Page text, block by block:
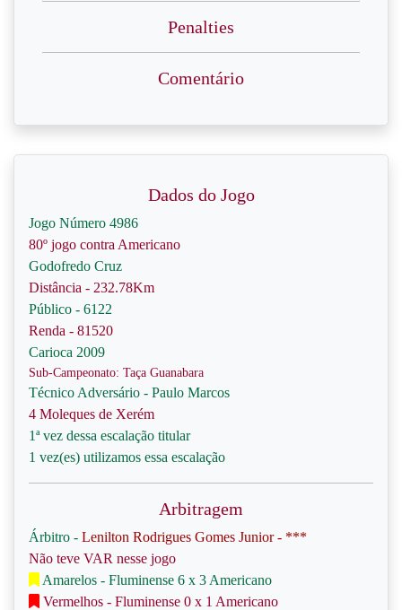
Penalties
Comentário
Dados do Jogo
Jogo Número 4986
80º jogo contra Americano
Godofredo Cruz
Distância - 232.78Km
Público - 6122
Renda - 81520
Carioca 2009
Sub-Campeonato: Taça Guanabara
Técnico Adversário - Paulo Marcos
4 Moleques de Xerém
1ª vez dessa escalação titular
1 vez(es) utilizamos essa escalação
Arbitragem
Árbitro - Lenilton Rodrigues Gomes Junior - ***
Não teve VAR nesse jogo
Amarelos - Fluminense 6 x 3 Americano
Vermelhos - Fluminense 0 x 1 Americano